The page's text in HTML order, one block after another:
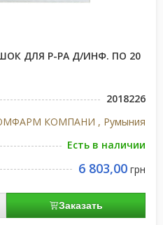
ДЛЯ Р-РА Д/ИНФ. ПО 20
2018226
КОМПАНИ , Румыния
Есть в наличии
6 803,00 грн
Заказать